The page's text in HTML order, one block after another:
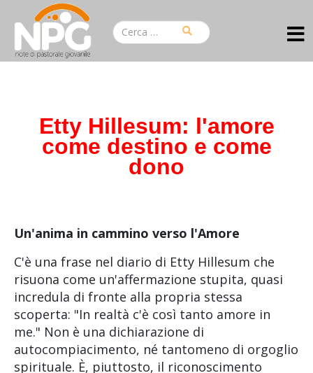
Etty Hillesum: l'amore
come destino e come
dono
Un'anima in cammino verso l'Amore
C'è una frase nel diario di Etty Hillesum che
risuona come un'affermazione stupita, quasi
incredula di fronte alla propria stessa
scoperta: "In realtà c'è così tanto amore in
me." Non è una dichiarazione di
autocompiacimento, né tantomeno di orgoglio
spirituale. È, piuttosto, il riconoscimento